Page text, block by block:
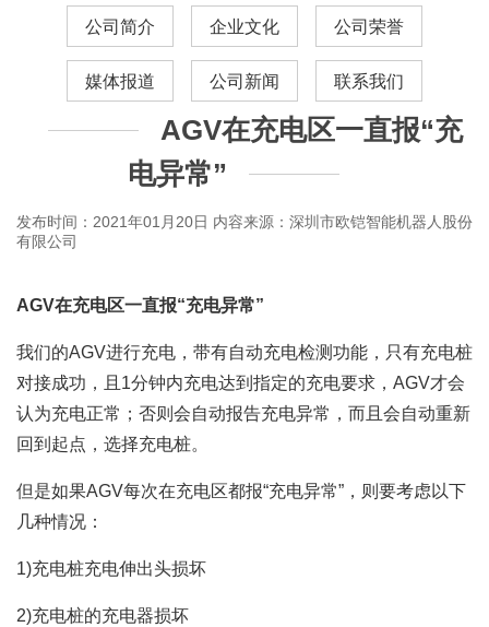
公司简介 企业文化 公司荣誉
媒体报道 公司新闻 联系我们
AGV在充电区一直报“充
电异常”
发布时间：2021年01月20日 内容来源：深圳市欧铠智能机器人股份
有限公司
AGV在充电区一直报“充电异常”
我们的AGV进行充电，带有自动充电检测功能，只有充电桩
对接成功，且1分钟内充电达到指定的充电要求，AGV才会
认为充电正常；否则会自动报告充电异常，而且会自动重新
回到起点，选择充电桩。
但是如果AGV每次在充电区都报“充电异常”，则要考虑以下
几种情况：
1)充电桩充电伸出头损坏
2)充电桩的充电器损坏